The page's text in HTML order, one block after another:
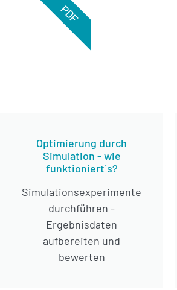
Optimierung durch
Simulation - wie
funktioniert´s?
Simulationsexperimente
durchführen -
Ergebnisdaten
aufbereiten und
bewerten
PDF